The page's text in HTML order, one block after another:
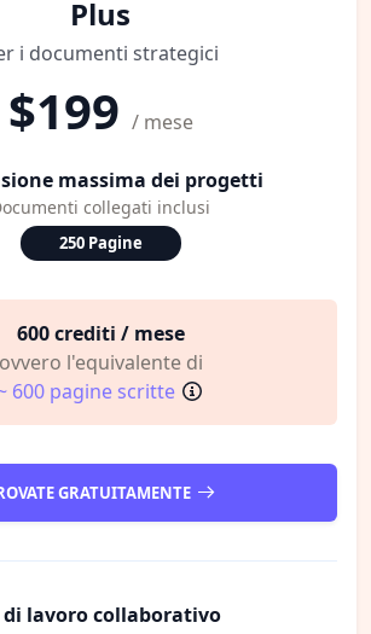
Plus
i documenti strategici
$199 / mese
massima dei progetti
collegati inclusi
250 Pagine
600 crediti / mese
ovvero l'equivalente di
600 pagine scritte
GRATUITAMENTE
di lavoro collaborativo